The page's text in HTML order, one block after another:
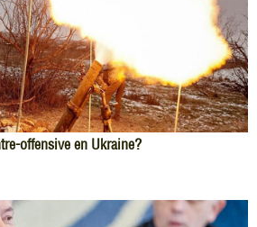
offensive en Ukraine?